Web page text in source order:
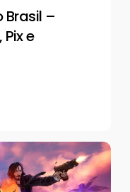
Brasil –
e